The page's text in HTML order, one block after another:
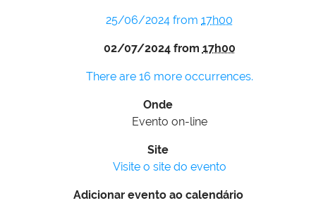
25/06/2024 from 17h00
02/07/2024from 17h00
There are 16 more occurrences.
Onde
Evento on-line
Site
Visite o site do evento
Adicionar evento ao calendário